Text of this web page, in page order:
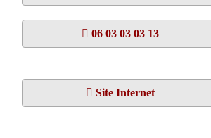
06 03 03 03 13
Site Internet